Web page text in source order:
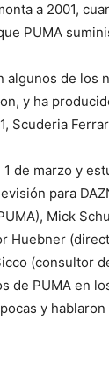
a 2001,
PUMA
algunos de
y ha
Scuderia
de marzo y
para
Mick
Huebner
(consultor
de PUMA en
y